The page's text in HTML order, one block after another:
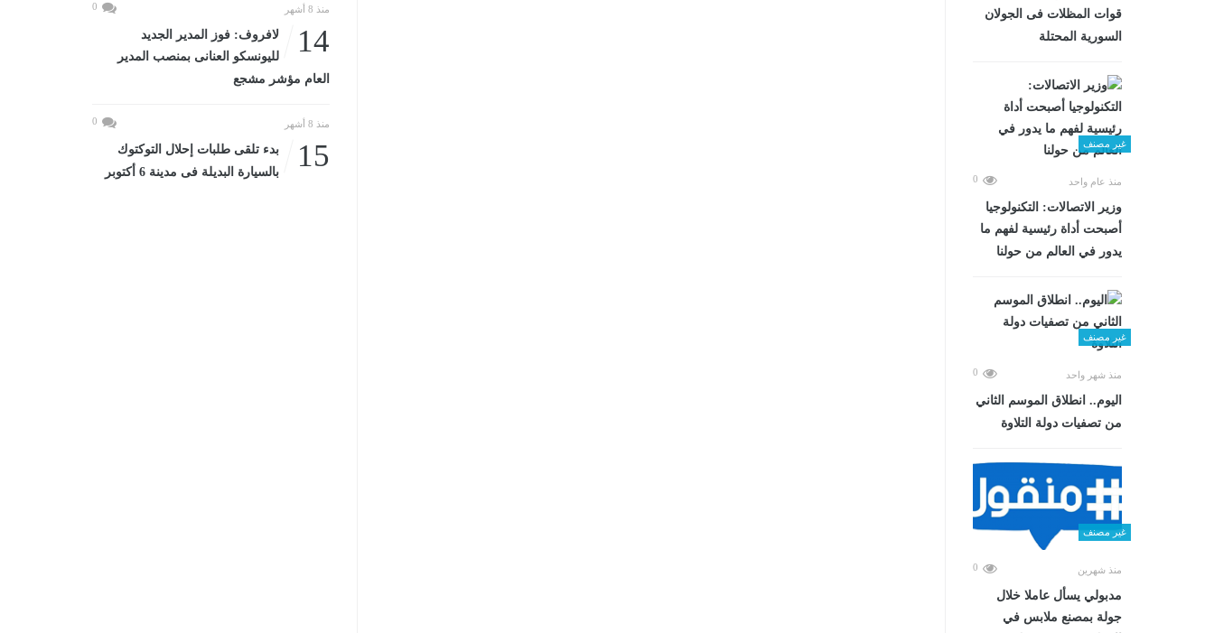
قوات المظلات فى الجولان
السورية المحتلة
غير مصنف
منذ عام واحد 0
وزير الاتصالات: التكنولوجيا
أصبحت أداة رئيسية لفهم ما
يدور في العالم من حولنا
غير مصنف
منذ شهر واحد 0
اليوم.. انطلاق الموسم الثاني
من تصفيات دولة التلاوة
غير مصنف
منذ شهرين 0
مدبولي يسأل عاملا خلال
جولة بمصنع ملابس في
منذ 8 أشهر 0
14
لافروف: فوز المدير الجديد
لليونسكو العنانى بمنصب المدير
العام مؤشر مشجع
منذ 8 أشهر 0
15
بدء تلقى طلبات إحلال التوكتوك
بالسيارة البديلة فى مدينة 6 أكتوبر